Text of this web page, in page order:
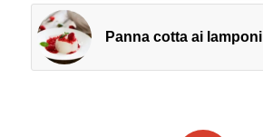
Panna cotta ai lamponi